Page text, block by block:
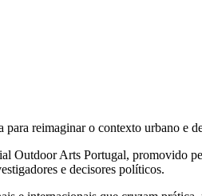
reimaginar o contexto urbano e
Outdoor Arts Portugal, promovido
e decisores políticos.